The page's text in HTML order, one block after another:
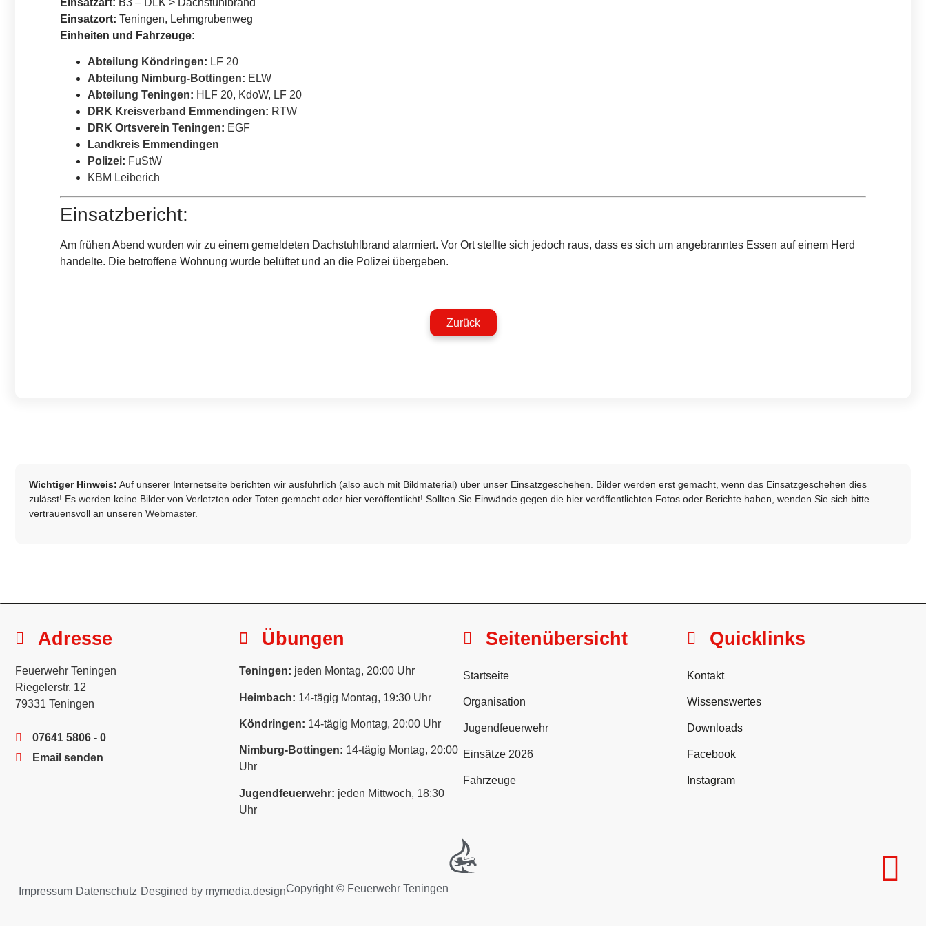
Einsatzart: B3 – DLK > Dachstuhlbrand
Einsatzort: Teningen, Lehmgrubenweg
Einheiten und Fahrzeuge:
Abteilung Köndringen: LF 20
Abteilung Nimburg-Bottingen: ELW
Abteilung Teningen: HLF 20, KdoW, LF 20
DRK Kreisverband Emmendingen: RTW
DRK Ortsverein Teningen: EGF
Landkreis Emmendingen
Polizei: FuStW
KBM Leiberich
Einsatzbericht:
Am frühen Abend wurden wir zu einem gemeldeten Dachstuhlbrand alarmiert. Vor Ort stellte sich jedoch raus, dass es sich um angebranntes Essen auf einem Herd
handelte. Die betroffene Wohnung wurde belüftet und an die Polizei übergeben.
Zurück
Wichtiger Hinweis: Auf unserer Internetseite berichten wir ausführlich (also auch mit Bildmaterial) über unser Einsatzgeschehen. Bilder werden erst gemacht, wenn das Einsatzgeschehen dies
zulässt! Es werden keine Bilder von Verletzten oder Toten gemacht oder hier veröffentlicht! Sollten Sie Einwände gegen die hier veröffentlichten Fotos oder Berichte haben, wenden Sie sich bitte
vertrauensvoll an unseren Webmaster.
Adresse
Feuerwehr Teningen
Riegelerstr. 12
79331 Teningen
07641 5806 - 0
Email senden
Übungen
Teningen: jeden Montag, 20:00 Uhr
Heimbach: 14-tägig Montag, 19:30 Uhr
Köndringen: 14-tägig Montag, 20:00 Uhr
Nimburg-Bottingen: 14-tägig Montag, 20:00
Uhr
Jugendfeuerwehr: jeden Mittwoch, 18:30
Uhr
Seitenübersicht
Startseite
Organisation
Jugendfeuerwehr
Einsätze 2026
Fahrzeuge
Quicklinks
Kontakt
Wissenswertes
Downloads
Facebook
Instagram
Impressum Datenschutz Desgined by mymedia.designCopyright © Feuerwehr Teningen